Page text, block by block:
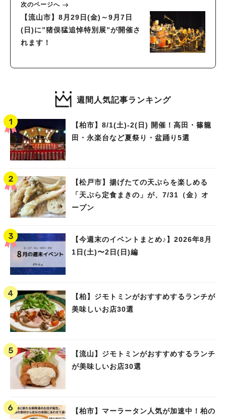
次のページへ
【流山市】8月29日(金)～9月7日
(日)に”猪俣猛追悼特別展”が開催さ
れます！
週間人気記事ランキング
【柏市】8/1(土)‐2(日) 開催！高田・篠籠
田・永楽台など夏祭り・盆踊り5選
【松戸市】揚げたての天ぷらを楽しめる
「天ぷら定食まきの」が、7/31（金）オ
ープン
【今週末のイベントまとめ♪】2026年8月
1日(土)〜2日(日)編
【柏】ジモトミンがおすすめするランチが
美味しいお店30選
【流山】ジモトミンがおすすめするランチ
が美味しいお店30選
【柏市】マーラータン人気が加速中！柏の